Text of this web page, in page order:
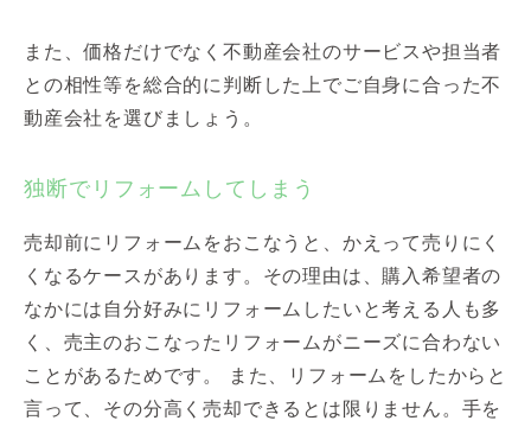
また、価格だけでなく不動産会社のサービスや担当者
との相性等を総合的に判断した上でご自身に合った不
動産会社を選びましょう。
独断でリフォームしてしまう
売却前にリフォームをおこなうと、かえって売りにく
くなるケースがあります。その理由は、購入希望者の
なかには自分好みにリフォームしたいと考える人も多
く、売主のおこなったリフォームがニーズに合わない
ことがあるためです。 また、リフォームをしたからと
言って、その分高く売却できるとは限りません。手を